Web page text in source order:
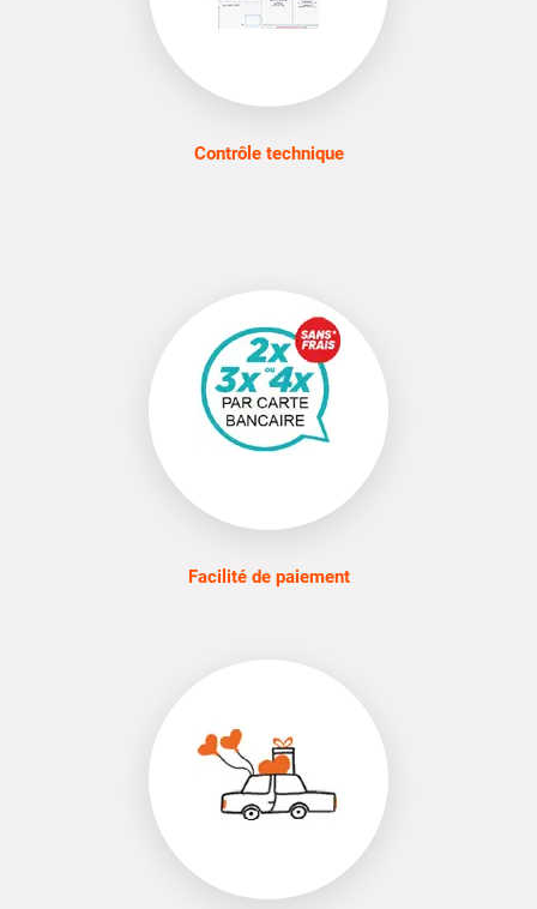
Contrôle technique
Facilité de paiement